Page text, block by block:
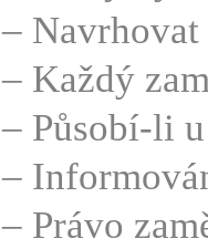
–
– Každý
– Působí-li
–
– Právo